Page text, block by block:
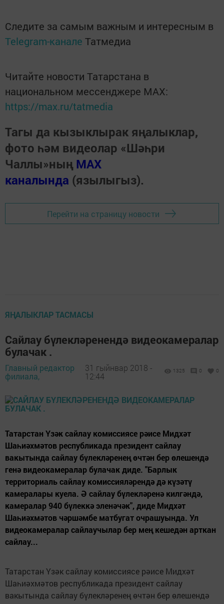
Следите за самым важным и интересным в
Telegram-канале Татмедиа
Читайте новости Татарстана в
национальном мессенджере MАХ:
https://max.ru/tatmedia
Тагы да кызыклырак яңалыклар,
фото һәм видеолар «Шәһри
Чаллы»ның MAX
каналында (язылыгыз).
Перейти на страницу новости
ЯҢАЛЫКЛАР ТАСМАСЫ
Сайлау бүлекләренендә видеокамералар
булачак .
Главный редактор
филиала,
31 гыйнвар 2018 -
12:44
1325 0 0
Татарстан Үзәк сайлау комиссиясе рәисе Мидхәт
Шаһиәхмәтов республикада президент сайлау
вакытында сайлау бүлекләренең өчтән бер өлешендә
генә видеокамералар булачак диде. "Барлык
территориаль сайлау комиссияләрендә дә күзәтү
камералары куела. Ә сайлау бүлекләренә килгәндә,
камералар 940 бүлеккә эленәчәк", диде Мидхәт
Шаһиәхмәтов чәршәмбе матбугат очрашуында. Ул
видеокамералар сайлаучылар бер мең кешедән арткан
сайлау...
Татарстан Үзәк сайлау комиссиясе рәисе Мидхәт
Шаһиәхмәтов республикада президент сайлау
вакытында сайлау бүлекләренең өчтән бер өлешендә